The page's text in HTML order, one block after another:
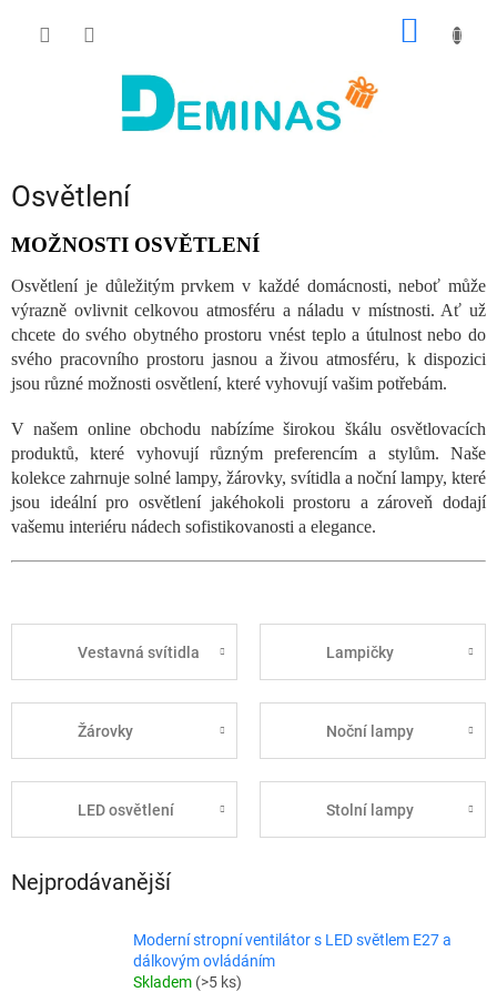
Osvětlení
MOŽNOSTI OSVĚTLENÍ
Osvětlení je důležitým prvkem v každé domácnosti, neboť může
výrazně ovlivnit celkovou atmosféru a náladu v místnosti. Ať už
chcete do svého obytného prostoru vnést teplo a útulnost nebo do
svého pracovního prostoru jasnou a živou atmosféru, k dispozici
jsou různé možnosti osvětlení, které vyhovují vašim potřebám.
V našem online obchodu nabízíme širokou škálu osvětlovacích
produktů, které vyhovují různým preferencím a stylům. Naše
kolekce zahrnuje solné lampy, žárovky, svítidla a noční lampy, které
jsou ideální pro osvětlení jakéhokoli prostoru a zároveň dodají
vašemu interiéru nádech sofistikovanosti a elegance.
Vestavná svítidla Lampičky
Žárovky Noční lampy
LED osvětlení Stolní lampy
Nejprodávanější
Moderní stropní ventilátor s LED světlem E27 a
dálkovým ovládáním
Skladem (>5 ks)